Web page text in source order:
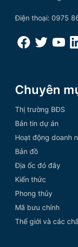
Điện thoại: 0975
Chuyên
Thị trường BĐS
Bản tin dự án
Hoạt động doanh
Bản đồ
Địa ốc đó đây
Kiến thức
Phong thủy
Mã bưu chính
Thế giới và các